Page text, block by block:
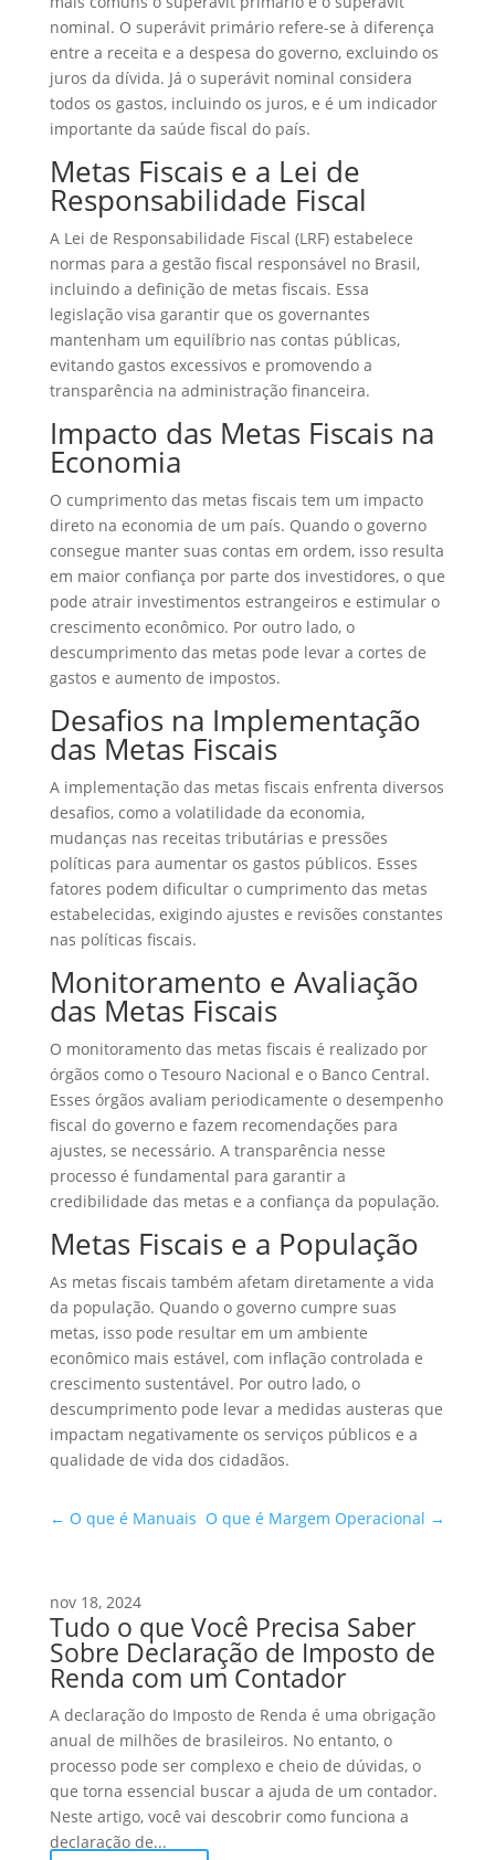
nominal. O superávit primário refere-se à diferença
entre a receita e a despesa do governo, excluindo os
juros da dívida. Já o superávit nominal considera
todos os gastos, incluindo os juros, e é um indicador
importante da saúde fiscal do país.
Metas Fiscais e a Lei de
Responsabilidade Fiscal
A Lei de Responsabilidade Fiscal (LRF) estabelece
normas para a gestão fiscal responsável no Brasil,
incluindo a definição de metas fiscais. Essa
legislação visa garantir que os governantes
mantenham um equilíbrio nas contas públicas,
evitando gastos excessivos e promovendo a
transparência na administração financeira.
Impacto das Metas Fiscais na
Economia
O cumprimento das metas fiscais tem um impacto
direto na economia de um país. Quando o governo
consegue manter suas contas em ordem, isso resulta
em maior confiança por parte dos investidores, o que
pode atrair investimentos estrangeiros e estimular o
crescimento econômico. Por outro lado, o
descumprimento das metas pode levar a cortes de
gastos e aumento de impostos.
Desafios na Implementação
das Metas Fiscais
A implementação das metas fiscais enfrenta diversos
desafios, como a volatilidade da economia,
mudanças nas receitas tributárias e pressões
políticas para aumentar os gastos públicos. Esses
fatores podem dificultar o cumprimento das metas
estabelecidas, exigindo ajustes e revisões constantes
nas políticas fiscais.
Monitoramento e Avaliação
das Metas Fiscais
O monitoramento das metas fiscais é realizado por
órgãos como o Tesouro Nacional e o Banco Central.
Esses órgãos avaliam periodicamente o desempenho
fiscal do governo e fazem recomendações para
ajustes, se necessário. A transparência nesse
processo é fundamental para garantir a
credibilidade das metas e a confiança da população.
Metas Fiscais e a População
As metas fiscais também afetam diretamente a vida
da população. Quando o governo cumpre suas
metas, isso pode resultar em um ambiente
econômico mais estável, com inflação controlada e
crescimento sustentável. Por outro lado, o
descumprimento pode levar a medidas austeras que
impactam negativamente os serviços públicos e a
qualidade de vida dos cidadãos.
← O que é Manuais O que é Margem Operacional →
nov 18, 2024
Tudo o que Você Precisa Saber
Sobre Declaração de Imposto de
Renda com um Contador
A declaração do Imposto de Renda é uma obrigação
anual de milhões de brasileiros. No entanto, o
processo pode ser complexo e cheio de dúvidas, o
que torna essencial buscar a ajuda de um contador.
Neste artigo, você vai descobrir como funciona a
declaração de...